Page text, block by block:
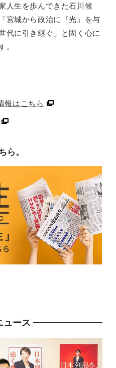
人生を歩んできた石川候
宮城から政治に『光』を与
代に引き継ぐ」と固く心に
。
報はこちら
ら。
ュース